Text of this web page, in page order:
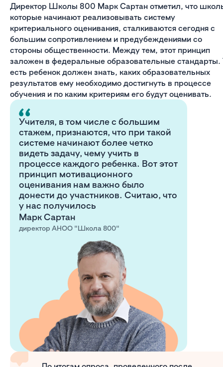
Директор Школы 800 Марк Сартан отметил, что
которые начинают реализовывать систему
критериального оценивания, сталкиваются сегодня с
большим сопротивлением и предубеждениями со
стороны общественности. Между тем, этот принцип
заложен в федеральные образовательные стандарты.
есть ребенок должен знать, каких образовательных
результатов ему необходимо достигнуть в процессе
обучения и по каким критериям его будут оценивать.
Учителя, в том числе с большим
стажем, признаются, что при такой
системе начинают более четко
видеть задачу, чему учить в
процессе каждого ребенка. Вот этот
принцип мотивационного
оценивания нам важно было
донести до участников. Считаю, что
у нас получилось
Марк Сартан
директор АНОО "Школа 800"